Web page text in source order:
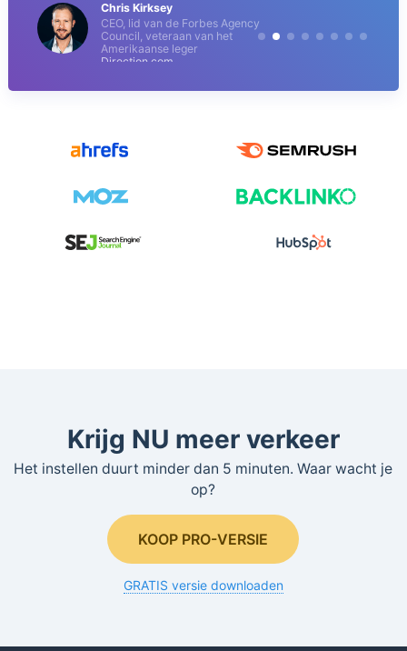
Chris Kirksey
CEO, lid van de Forbes Agency
Council, veteraan van het
Amerikaanse leger
Direction.com
Krijg NU meer verkeer
Het instellen duurt minder dan 5 minuten. Waar wacht je
op?
KOOP PRO-VERSIE
GRATIS versie downloaden